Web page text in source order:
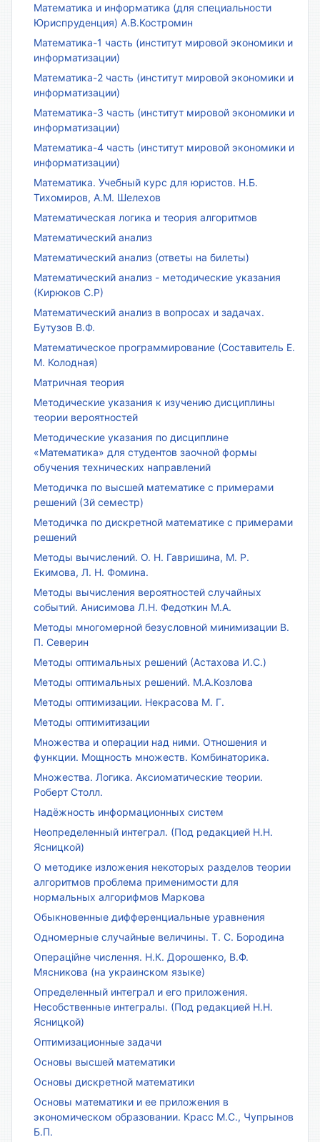
Математика и информатика (для специальности
Юриспруденция) А.В.Костромин
Математика-1 часть (институт мировой экономики и
информатизации)
Математика-2 часть (институт мировой экономики и
информатизации)
Математика-3 часть (институт мировой экономики и
информатизации)
Математика-4 часть (институт мировой экономики и
информатизации)
Математика. Учебный курс для юристов. Н.Б.
Тихомиров, А.М. Шелехов
Математическая логика и теория алгоритмов
Математический анализ
Математический анализ (ответы на билеты)
Математический анализ - методические указания
(Кирюков С.Р)
Математический анализ в вопросах и задачах.
Бутузов В.Ф.
Математическое программирование (Составитель Е.
М. Колодная)
Матричная теория
Методические указания к изучению дисциплины
теории вероятностей
Методические указания по дисциплине
«Математика» для студентов заочной формы
обучения технических направлений
Методичка по высшей математике с примерами
решений (3й семестр)
Методичка по дискретной математике с примерами
решений
Методы вычислений. О. Н. Гавришина, М. Р.
Екимова, Л. Н. Фомина.
Методы вычисления вероятностей случайных
событий. Анисимова Л.Н. Федоткин М.А.
Методы многомерной безусловной минимизации В.
П. Северин
Методы оптимальных решений (Астахова И.С.)
Методы оптимальных решений. М.А.Козлова
Методы оптимизации. Некрасова М. Г.
Методы оптимитизации
Множества и операции над ними. Отношения и
функции. Мощность множеств. Комбинаторика.
Множества. Логика. Аксиоматические теории.
Роберт Столл.
Надёжность информационных систем
Неопределенный интеграл. (Под редакцией Н.Н.
Ясницкой)
О методике изложения некоторых разделов теории
алгоритмов проблема применимости для
нормальных алгорифмов Маркова
Обыкновенные дифференциальные уравнения
Одномерные случайные величины. Т. С. Бородина
Операційне числення. Н.К. Дорошенко, В.Ф.
Мясникова (на украинском языке)
Определенный интеграл и его приложения.
Несобственные интегралы. (Под редакцией Н.Н.
Ясницкой)
Оптимизационные задачи
Основы высшей математики
Основы дискретной математики
Основы математики и ее приложения в
экономическом образовании. Красс М.С., Чупрынов
Б.П.